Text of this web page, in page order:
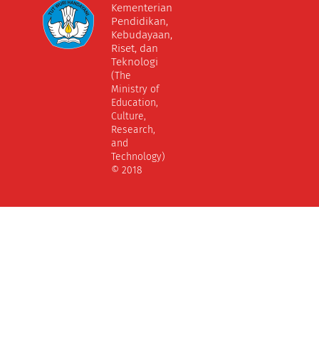
Kementerian
Pendidikan,
Kebudayaan,
Riset, dan
Teknologi
(The
Ministry of
Education,
Culture,
Research,
and
Technology)
© 2018